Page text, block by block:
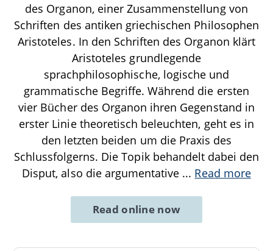
des Organon, einer Zusammenstellung von
Schriften des antiken griechischen Philosophen
Aristoteles. In den Schriften des Organon klärt
Aristoteles grundlegende
sprachphilosophische, logische und
grammatische Begriffe. Während die ersten
vier Bücher des Organon ihren Gegenstand in
erster Linie theoretisch beleuchten, geht es in
den letzten beiden um die Praxis des
Schlussfolgerns. Die Topik behandelt dabei den
Disput, also die argumentative ... Read more
Read online now